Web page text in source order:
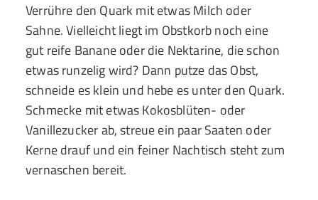
Verrühre den Quark mit etwas Milch oder
Sahne. Vielleicht liegt im Obstkorb noch eine
gut reife Banane oder die Nektarine, die schon
etwas runzelig wird? Dann putze das Obst,
schneide es klein und hebe es unter den Quark.
Schmecke mit etwas Kokosblüten- oder
Vanillezucker ab, streue ein paar Saaten oder
Kerne drauf und ein feiner Nachtisch steht zum
vernaschen bereit.